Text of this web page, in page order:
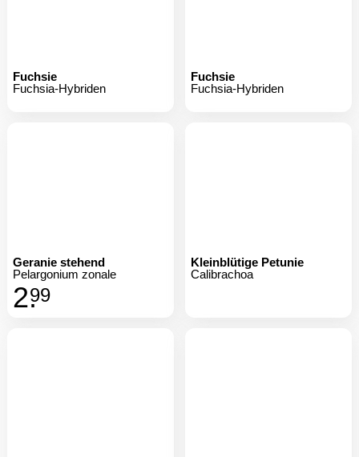
Fuchsie
Fuchsia-Hybriden
Fuchsie
Fuchsia-Hybriden
Geranie stehend
Pelargonium zonale
2.99
Kleinblütige Petunie
Calibrachoa